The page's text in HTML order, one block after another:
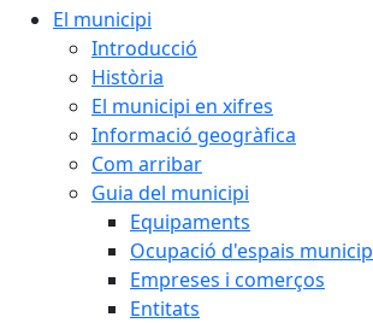
El municipi
Introducció
Història
El municipi en xifres
Informació geogràfica
Com arribar
Guia del municipi
Equipaments
Ocupació d'espais
Empreses i comerços
Entitats